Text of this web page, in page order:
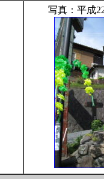
写真：平成